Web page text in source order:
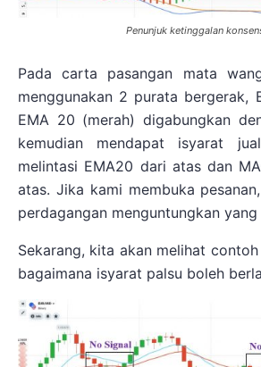
Penunjuk ketinggalan
Pada carta pasangan mata
menggunakan 2 purata bergerak,
EMA 20 (merah) digabungkan
kemudian mendapat isyarat
melintasi EMA20 dari atas dan
atas. Jika kami membuka
perdagangan menguntungkan
Sekarang, kita akan melihat
bagaimana isyarat palsu boleh